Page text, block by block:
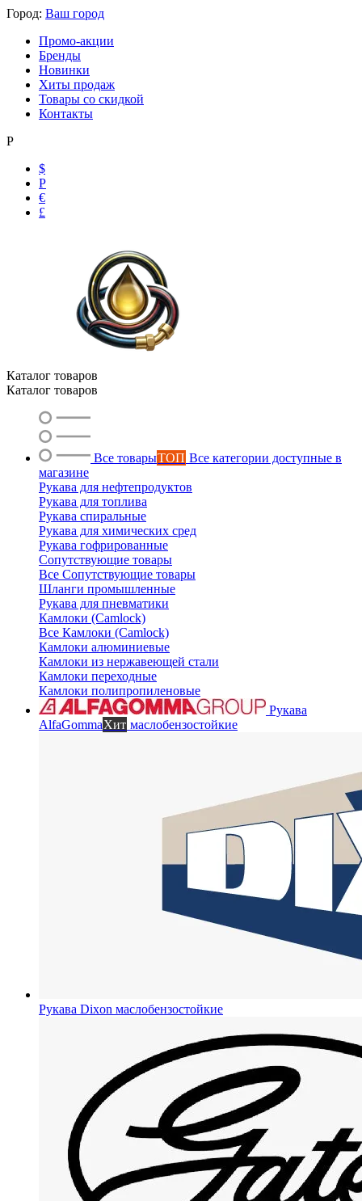
Город: Ваш город
Промо-акции
Бренды
Новинки
Хиты продаж
Товары со скидкой
Контакты
Р
$
Р
€
£
Каталог товаров
Каталог товаров
Все товарыТОП Все категории доступные в
магазине
Рукава для нефтепродуктов
Рукава для топлива
Рукава спиральные
Рукава для химических сред
Рукава гофрированные
Сопутствующие товары
Все Сопутствующие товары
Шланги промышленные
Рукава для пневматики
Камлоки (Camlock)
Все Камлоки (Camlock)
Камлоки алюминиевые
Камлоки из нержавеющей стали
Камлоки переходные
Камлоки полипропиленовые
Рукава
AlfaGommaХит маслобензостойкие
Рукава Dixon маслобензостойкие
Ольга
Маслобензостойкие рукава